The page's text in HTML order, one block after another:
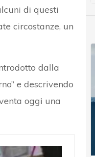
di questi
circostanze, un
dalla
e descrivendo
oggi una